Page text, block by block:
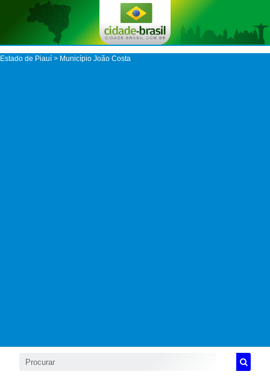
Estado de Piauí > Município João Costa